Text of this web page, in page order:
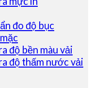
đo độ bục
độ bền màu vải
độ thấm nước vải